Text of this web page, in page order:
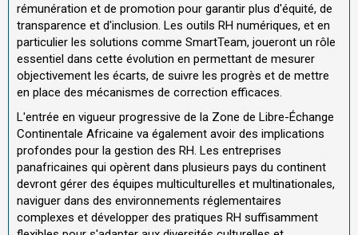
rémunération et de promotion pour garantir plus d'équité, de
transparence et d'inclusion. Les outils RH numériques, et en
particulier les solutions comme SmartTeam, joueront un rôle
essentiel dans cette évolution en permettant de mesurer
objectivement les écarts, de suivre les progrès et de mettre
en place des mécanismes de correction efficaces.
L'entrée en vigueur progressive de la Zone de Libre-Échange
Continentale Africaine va également avoir des implications
profondes pour la gestion des RH. Les entreprises
panafricaines qui opèrent dans plusieurs pays du continent
devront gérer des équipes multiculturelles et multinationales,
naviguer dans des environnements réglementaires
complexes et développer des pratiques RH suffisamment